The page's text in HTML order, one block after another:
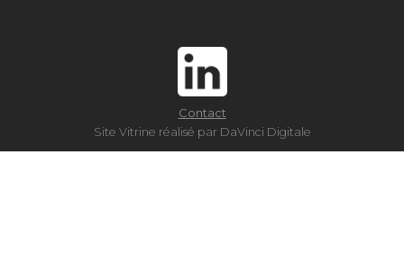
Site Vitrine réalisé par DaVinci Digitale
Contact